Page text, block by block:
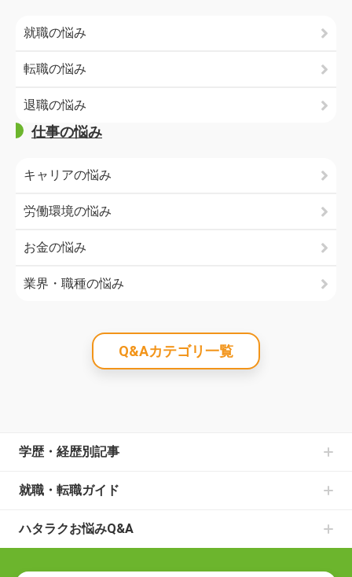
就職の悩み
転職の悩み
退職の悩み
仕事の悩み
キャリアの悩み
労働環境の悩み
お金の悩み
業界・職種の悩み
Q&Aカテゴリ一覧
学歴・経歴別記事
中卒からの就職の記事一覧
高卒からの就職の記事一覧
大学中退からの就職の記事一覧
就職・転職ガイド
書類選考のお悩みの記事一覧
面接のお悩みの記事一覧
ハタラクお悩みQ&A